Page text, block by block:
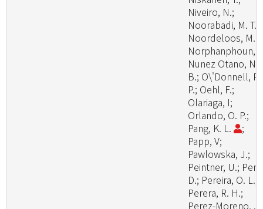
Niveiro, N.;
Noorabadi, M. T.;
Noordeloos, M.
Norphanphoun,
Nunez Otano, N.
B.; O\'Donnell, R.
P.; Oehl, F.;
Olariaga, I;
Orlando, O. P.;
Pang, K. L.
;
Papp, V;
Pawlowska, J.;
Peintner, U.;
D.; Pereira, O. L.;
Perera, R. H.;
Perez-Moreno,